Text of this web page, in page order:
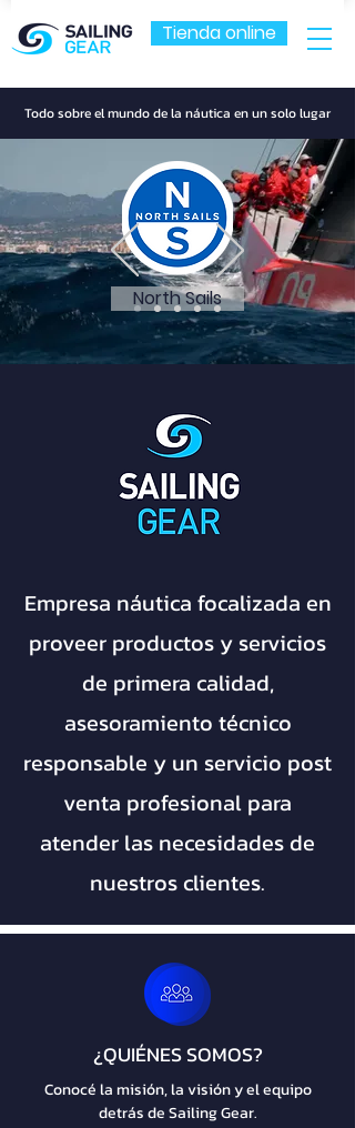
Tienda online
Todo sobre el mundo de la náutica en un solo lugar
North Sails
Empresa náutica focalizada en
proveer productos y servicios
de primera calidad,
asesoramiento técnico
responsable y un servicio post
venta profesional para
atender las necesidades de
nuestros clientes.
¿QUIÉNES SOMOS?
Conocé la misión, la visión y el equipo
detrás de Sailing Gear.